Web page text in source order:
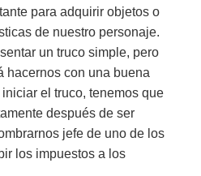
para adquirir objetos o
de nuestro personaje.
un truco simple, pero
hacernos con una buena
el truco, tenemos que
después de ser
jefe de uno de los
los impuestos a los